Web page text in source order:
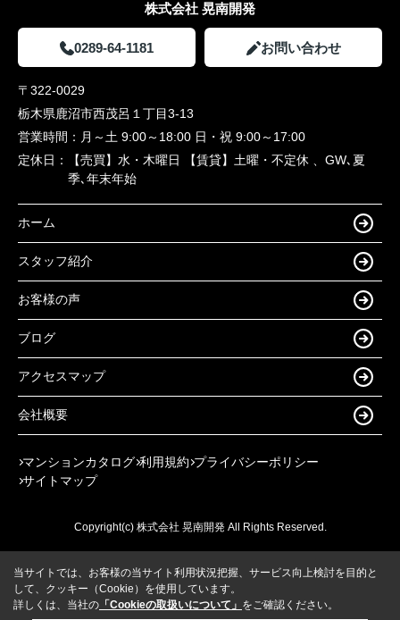
株式会社 晃南開発
0289-64-1181 お問い合わせ
〒322-0029
栃木県鹿沼市西茂呂１丁目3-13
営業時間： 月～土 9:00～18:00 日・祝 9:00～17:00
定休日：
【売買】水・木曜日 【賃貸】土曜・不定休 、GW､夏
季､年末年始
ホーム
スタッフ紹介
お客様の声
ブログ
アクセスマップ
会社概要
マンションカタログ 利用規約 プライバシーポリシー
サイトマップ
Copyright(c) 株式会社 晃南開発 All Rights Reserved.
当サイトでは、お客様の当サイト利用状況把握、サービス向上検討を目的と
して、クッキー（Cookie）を使用しています。
詳しくは、当社の 「Cookieの取扱いについて」 をご確認ください。